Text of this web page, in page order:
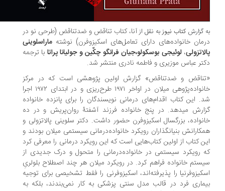
گزارش کتاب نیوز به نقل ازآنا، کتاب تناقض و ضدتناقض (طرحی نو در
خانواده‌های دارای تعامل‌های اسکیزوفرن) نوشته ماراسلوینی
،لوئیجی بوسکولو،جیان فرانگو چکّین و جولیانا پراتابا ترجمه
عباس موزیری و فاطمه نادری منتشر شد.
و ضدتناقض» گزارش اولین پژوهشی است که در مرکز
خانواده‌‏پژوهی میلان در اواخر ۱۹۷۱ طرح‌ریزی و در ابتدای ۱۹۷۲ اجرا
این کتاب اقدام‌های درمانی نویسندگان را برای پانزده خانواده
می‏دهد. در پنج خانواده فرزند آشفتۀ روان‌پریش و در ده
بزرگسال اسکیزوفرن حضور داشت. دکتر سلوینی پالاتزولی و
بنیانگذاران رویکرد خانواده‌درمانی سیستمی میلان بودند و
کتاب از اولین کتاب‌هایی است که این رویکرد درمانی را معرفی کرد
رویکرد سیستمی در خانواده‌درمانی را متحول و درک جدیدی از
خانواده فراهم کرد. در رویکرد میلان هر چند اصطلاح بلولریِ
را پذیرفته‌اند، اسکیزوفرنی را فقط تشخیصی برای توجیه
فرد در قالب مدل سنتی پزشکی به کار نمی‌بندند، بلکه به